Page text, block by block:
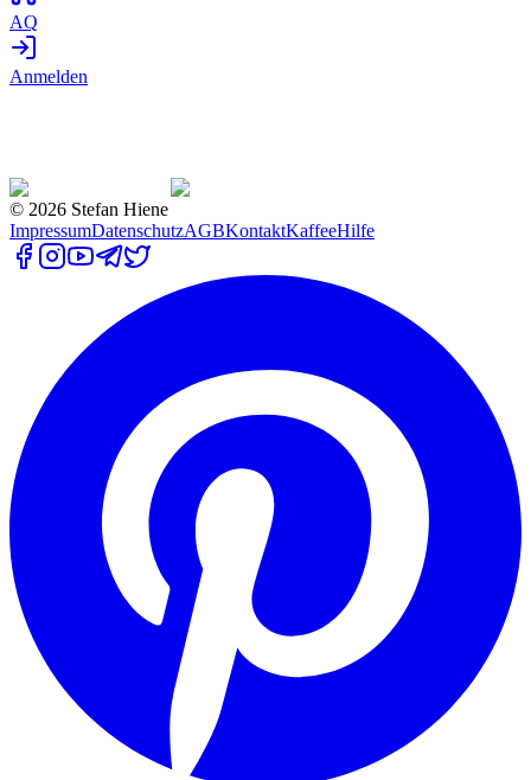
AQ
Anmelden
© 2026 Stefan Hiene
ImpressumDatenschutzAGBKontaktKaffeeHilfe